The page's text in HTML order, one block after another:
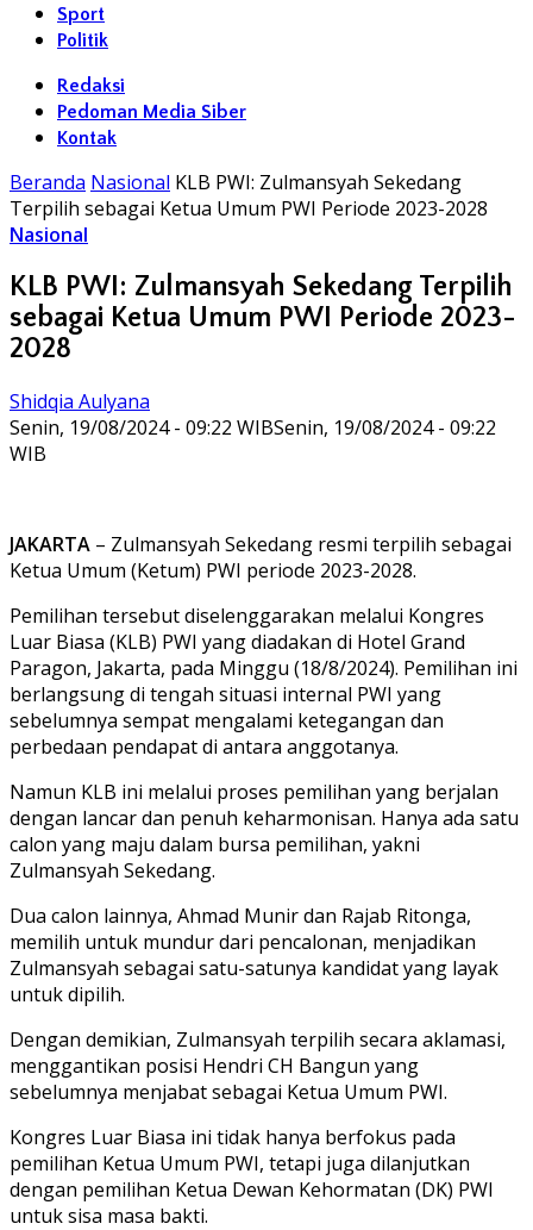
Sport
Politik
Redaksi
Pedoman Media Siber
Kontak
Beranda Nasional KLB PWI: Zulmansyah Sekedang
Terpilih sebagai Ketua Umum PWI Periode 2023-2028
Nasional
KLB PWI: Zulmansyah Sekedang Terpilih
sebagai Ketua Umum PWI Periode 2023-
2028
Shidqia Aulyana
Senin, 19/08/2024 - 09:22 WIBSenin, 19/08/2024 - 09:22
WIB
JAKARTA – Zulmansyah Sekedang resmi terpilih sebagai
Ketua Umum (Ketum) PWI periode 2023-2028.
Pemilihan tersebut diselenggarakan melalui Kongres
Luar Biasa (KLB) PWI yang diadakan di Hotel Grand
Paragon, Jakarta, pada Minggu (18/8/2024). Pemilihan ini
berlangsung di tengah situasi internal PWI yang
sebelumnya sempat mengalami ketegangan dan
perbedaan pendapat di antara anggotanya.
Namun KLB ini melalui proses pemilihan yang berjalan
dengan lancar dan penuh keharmonisan. Hanya ada satu
calon yang maju dalam bursa pemilihan, yakni
Zulmansyah Sekedang.
Dua calon lainnya, Ahmad Munir dan Rajab Ritonga,
memilih untuk mundur dari pencalonan, menjadikan
Zulmansyah sebagai satu-satunya kandidat yang layak
untuk dipilih.
Dengan demikian, Zulmansyah terpilih secara aklamasi,
menggantikan posisi Hendri CH Bangun yang
sebelumnya menjabat sebagai Ketua Umum PWI.
Kongres Luar Biasa ini tidak hanya berfokus pada
pemilihan Ketua Umum PWI, tetapi juga dilanjutkan
dengan pemilihan Ketua Dewan Kehormatan (DK) PWI
untuk sisa masa bakti.